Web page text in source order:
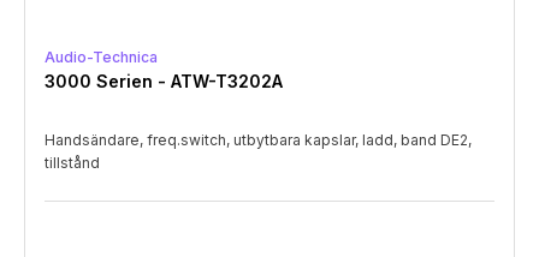
Audio-Technica
3000 Serien - ATW-T3202A
Handsändare, freq.switch, utbytbara kapslar, ladd, band DE2,
tillstånd